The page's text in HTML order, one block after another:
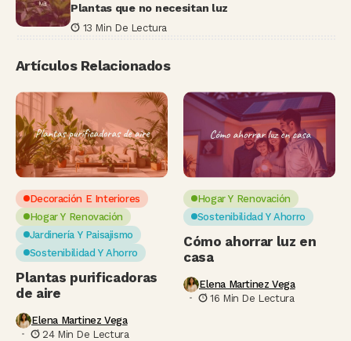
Plantas que no necesitan luz
13 Min De Lectura
Artículos Relacionados
Decoración E Interiores
Hogar Y Renovación
Jardinería Y Paisajismo
Sostenibilidad Y Ahorro
Plantas purificadoras
de aire
Elena Martinez Vega
24 Min De Lectura
Hogar Y Renovación
Sostenibilidad Y Ahorro
Cómo ahorrar luz en
casa
Elena Martinez Vega
16 Min De Lectura